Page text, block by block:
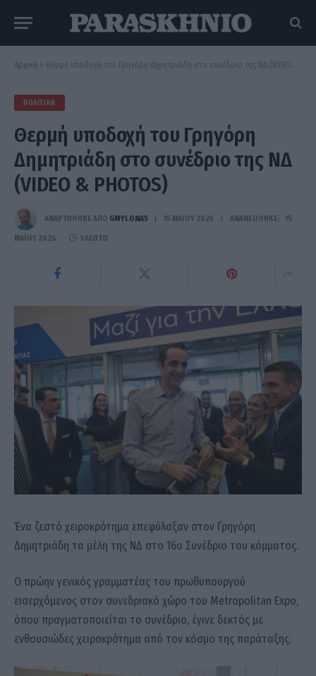
Αρχική » Θερμή υποδοχή του Γρηγόρη Δημητριάδη στο συνέδριο της ΝΔ (VIDEO & PHOTOS)
ΠΟΛΙΤΙΚΉ
Θερμή υποδοχή του Γρηγόρη
Δημητριάδη στο συνέδριο της ΝΔ
(VIDEO & PHOTOS)
ΑΝΑΡΤΗΘΗΚΕ ΑΠΟ GMYLONAS 15 ΜΑΪ́ΟΥ 2026 ΑΝΑΝΕΏΘΗΚΕ: 15
ΜΑΪ́ΟΥ 2026 1 ΛΕΠΤΌ
Ένα ζεστό χειροκρότημα επεφύλαξαν στον Γρηγόρη
Δημητριάδη τα μέλη της ΝΔ στο 16ο Συνέδριο του κόμματος.
Ο πρώην γενικός γραμματέας του πρωθυπουργού
εισερχόμενος στον συνεδριακό χώρο του Metropolitan Expo,
όπου πραγματοποιείται το συνέδριο, έγινε δεκτός με
ενθουσιώδες χειροκρότημα από τον κόσμο της παράταξης.